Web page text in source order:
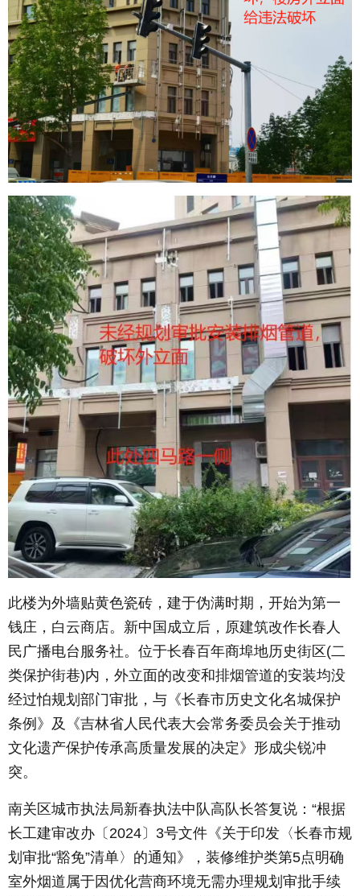
此楼为外墙贴黄色瓷砖，建于伪满时期，开始为第一
钱庄，白云商店。新中国成立后，原建筑改作长春人
民广播电台服务社。位于长春百年商埠地历史街区(二
类保护街巷)内，外立面的改变和排烟管道的安装均没
经过怕规划部门审批，与《长春市历史文化名城保护
条例》及《吉林省人民代表大会常务委员会关于推动
文化遗产保护传承高质量发展的决定》形成尖锐冲
突。
南关区城市执法局新春执法中队高队长答复说：“根据
长工建审改办〔2024〕3号文件《关于印发〈长春市规
划审批“豁免”清单〉的通知》，装修维护类第5点明确
室外烟道属于因优化营商环境无需办理规划审批手续